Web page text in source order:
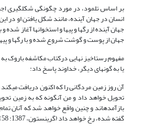
بر اساس تلمود، در مورد چگونگی شکل‏گیری
انسان در جهان آینده، مانند شکل یافتن او در
جهان آینده از رگ‏ها و پی‏ها و استخوان‏ها آغاز
جهان از پوست و گوشت شروع شده و با رگ‏ها و پی‏ها و
مفهوم رستاخیز نهایی درکتاب مکاشفه باروک
یا به گونه‏ای دیگر، خداوند پاسخ داد:
آن روز زمین مردگانی را که اکنون دریافت
تحویل خواهد داد و من آن‏گونه که به زمین
بازآمده‏اند و چنین واقع خواهد شد که آنان
گفته شده، رخ خواهد داد (گرینستون، 1387: 58).